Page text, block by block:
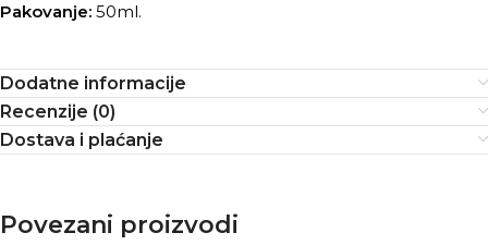
Pakovanje: 50ml.
Dodatne informacije
Recenzije (0)
Dostava i plaćanje
Povezani proizvodi